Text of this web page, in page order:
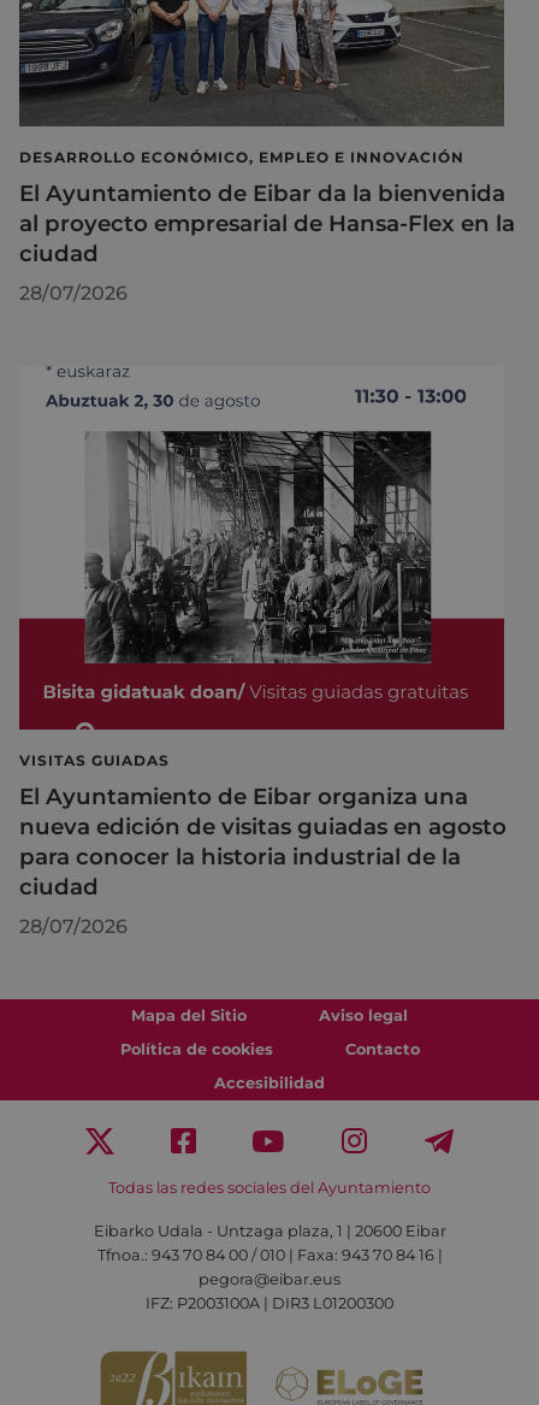
DESARROLLO ECONÓMICO, EMPLEO E INNOVACIÓN
El Ayuntamiento de Eibar da la bienvenida
al proyecto empresarial de Hansa-Flex en la
ciudad
28/07/2026
VISITAS GUIADAS
El Ayuntamiento de Eibar organiza una
nueva edición de visitas guiadas en agosto
para conocer la historia industrial de la
ciudad
28/07/2026
Mapa del Sitio
Aviso legal
Política de cookies
Contacto
Accesibilidad
Todas las redes sociales del Ayuntamiento
Eibarko Udala - Untzaga plaza, 1 | 20600 Eibar
Tfnoa.: 943 70 84 00 / 010 | Faxa: 943 70 84 16 |
pegora@eibar.eus
IFZ: P2003100A | DIR3 L01200300